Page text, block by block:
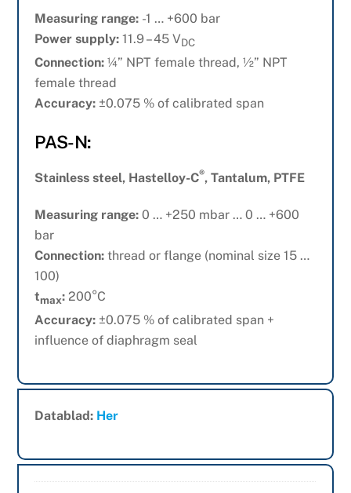
Measuring range: -1 … +600 bar
Power supply: 11.9 – 45 VDC
Connection: ¼” NPT female thread, ½” NPT
female thread
Accuracy: ±0.075 % of calibrated span
PAS-N:
Stainless steel, Hastelloy-C®, Tantalum, PTFE
Measuring range: 0 … +250 mbar … 0 … +600
bar
Connection: thread or flange (nominal size 15 …
100)
tmax: 200°C
Accuracy: ±0.075 % of calibrated span +
influence of diaphragm seal
Datablad: Her